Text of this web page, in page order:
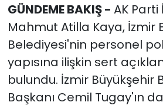
GÜNDEME BAKIŞ - AK
Mahmut Atilla Kaya, İzmir
Belediyesi'nin personel
yapısına ilişkin sert
bulundu. İzmir Büyükşehir
Başkanı Cemil Tugay'ın
Yurt